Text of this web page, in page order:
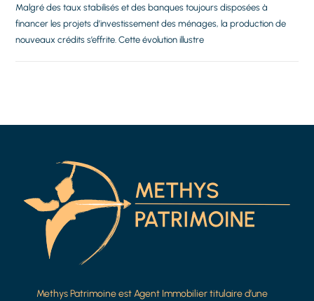
Malgré des taux stabilisés et des banques toujours disposées à
financer les projets d’investissement des ménages, la production de
nouveaux crédits s’effrite. Cette évolution illustre
Methys Patrimoine est Agent Immobilier titulaire d’une